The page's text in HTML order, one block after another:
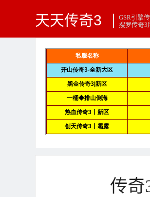
天天传奇3
GSR引擎
搜罗传奇3
传奇